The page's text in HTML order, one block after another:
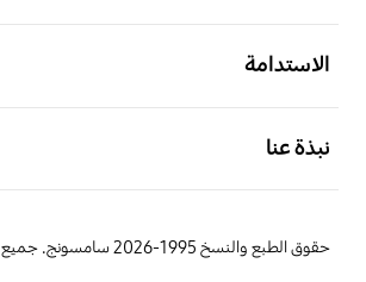
الاستدامة
نبذة عنا
حقوق الطبع والنسخ 1995-2026 سامسونج. جميع الحقوق محفوظة.